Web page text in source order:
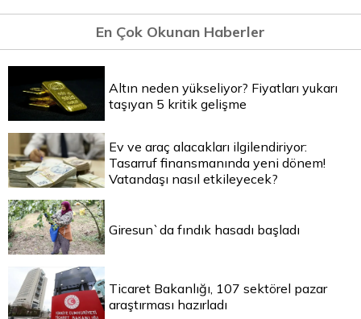
En Çok Okunan Haberler
Altın neden yükseliyor? Fiyatları yukarı
taşıyan 5 kritik gelişme
Ev ve araç alacakları ilgilendiriyor:
Tasarruf finansmanında yeni dönem!
Vatandaşı nasıl etkileyecek?
Giresun`da fındık hasadı başladı
Ticaret Bakanlığı, 107 sektörel pazar
araştırması hazırladı